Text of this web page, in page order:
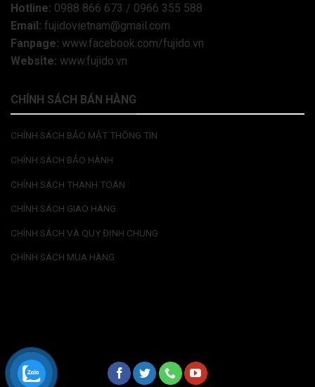
Hotline: 0988 866 673 / 0966 355 588
Email: fujidovietnam@gmail.com
Fanpage: www.facebook.com/fujido.vn
Website: www.fujido.vn
CHÍNH SÁCH BÁN HÀNG
CHÍNH SÁCH BẢO MẬT THÔNG TIN
CHÍNH SÁCH BẢO HÀNH
CHÍNH SÁCH THANH TOÁN
CHÍNH SÁCH GIAO HÀNG
CHÍNH SÁCH VÀ QUY ĐỊNH CHUNG
CHÍNH SÁCH MUA HÀNG